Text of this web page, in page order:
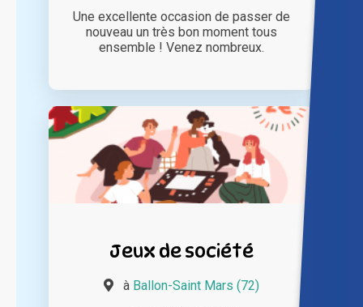
Une excellente occasion de passer de
nouveau un très bon moment tous
ensemble ! Venez nombreux.
Jeux de société
à Ballon-Saint Mars (72)